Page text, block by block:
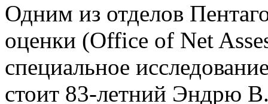
Одним из отделов
оценки (Office of Net
специальное
стоит 83-летний Эндрю